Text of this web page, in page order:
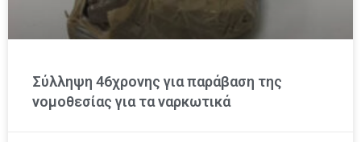
Σύλληψη 46χρονης για παράβαση της
νομοθεσίας για τα ναρκωτικά